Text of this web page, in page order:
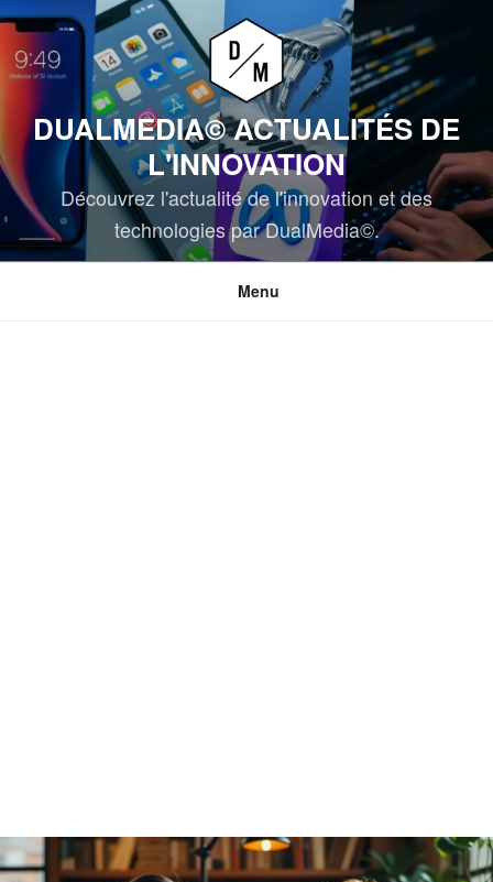
Aller
au
contenu
DUALMEDIA© ACTUALITÉS DE
L'INNOVATION
Découvrez l'actualité de l'innovation et des
technologies par DualMedia©.
Menu